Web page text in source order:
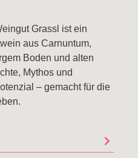
Grassl ist ein
aus Carnuntum,
Boden und alten
Mythos und
– gemacht für die